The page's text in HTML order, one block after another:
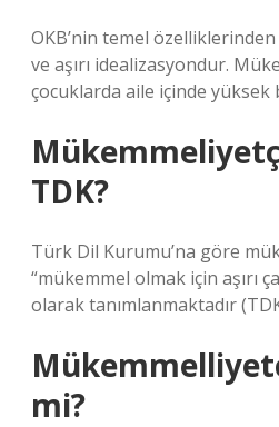
OKB’nin temel
ve aşırı idealizasyondur.
çocuklarda aile içinde yüksek
TDK?
Türk Dil Kurumu’na göre
“mükemmel olmak için aşırı
olarak tanımlanmaktadır
mi?